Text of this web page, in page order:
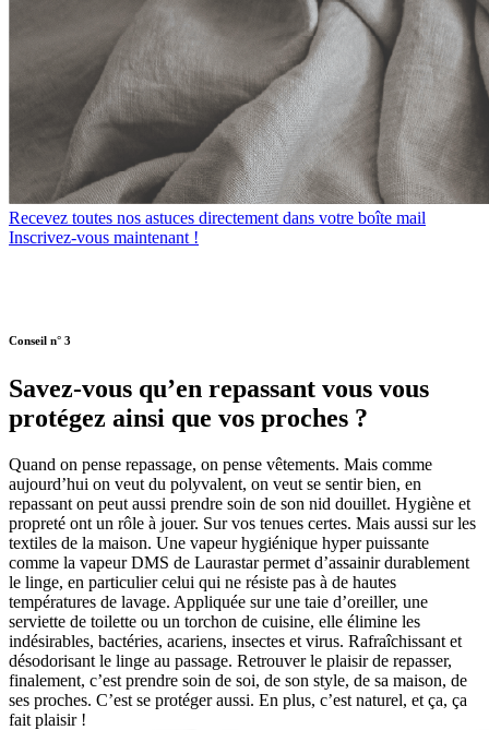
Recevez toutes nos astuces directement dans votre boîte mail
Inscrivez-vous maintenant !
Conseil n° 3
Savez-vous qu’en repassant vous vous
protégez ainsi que vos proches ?
Quand on pense repassage, on pense vêtements. Mais comme
aujourd’hui on veut du polyvalent, on veut se sentir bien, en
repassant on peut aussi prendre soin de son nid douillet. Hygiène et
propreté ont un rôle à jouer. Sur vos tenues certes. Mais aussi sur les
textiles de la maison. Une vapeur hygiénique hyper puissante
comme la vapeur DMS de Laurastar permet d’assainir durablement
le linge, en particulier celui qui ne résiste pas à de hautes
températures de lavage. Appliquée sur une taie d’oreiller, une
serviette de toilette ou un torchon de cuisine, elle élimine les
indésirables, bactéries, acariens, insectes et virus. Rafraîchissant et
désodorisant le linge au passage. Retrouver le plaisir de repasser,
finalement, c’est prendre soin de soi, de son style, de sa maison, de
ses proches. C’est se protéger aussi. En plus, c’est naturel, et ça, ça
fait plaisir !